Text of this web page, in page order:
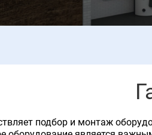
подбор и монтаж